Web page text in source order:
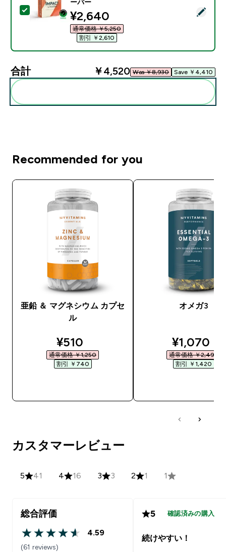
この商品を選択 - Impact クレアチン モノハイドレ
ーバー
discounted price
¥2,640‎
通常価格 ￥5,250‎
割引 ￥2,610‎
合計 ￥4,520‎ Was ￥8,930‎ Save ￥4,410‎
Recommended for you
亜鉛 ＆ マグネシウム カプセ
ル
discounted price
¥510‎
通常価格 ￥1,250‎
割引 ￥740‎
オメガ3
¥1,070‎
通常価格 ￥2,490‎
割引 ￥1,420‎
カスタマーレビュー
5 41 4 16 3 3 2 1 1
総合評価
4.59 out of 5 stars
4.59
(61 reviews)
5 確認済みの購入
続けやすい！